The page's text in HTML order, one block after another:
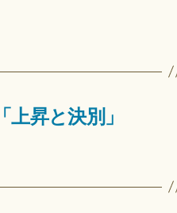
上昇と決別」